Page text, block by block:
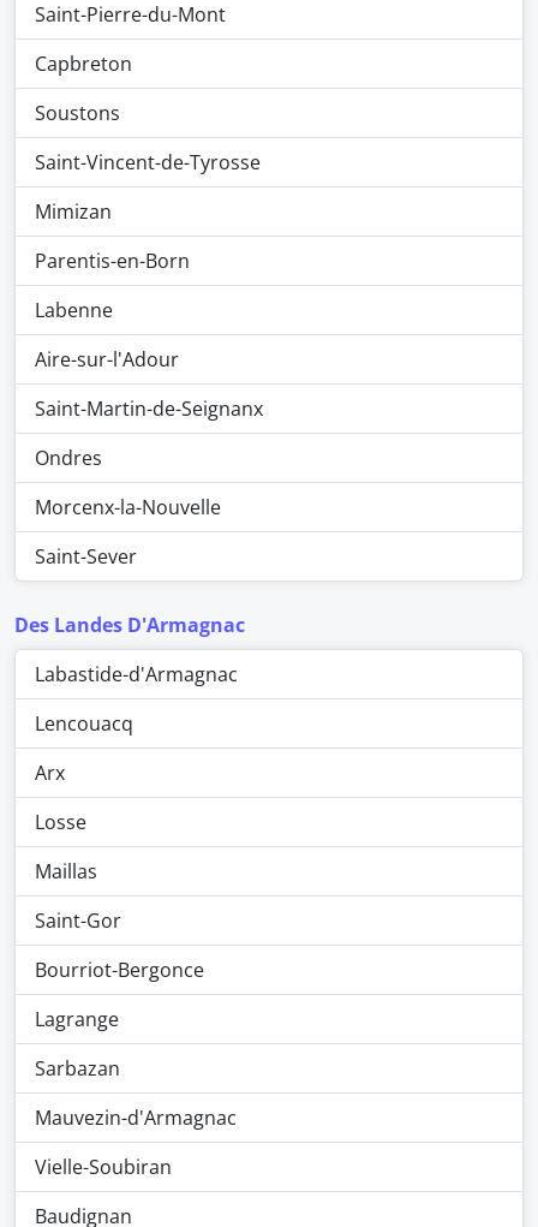
Saint-Pierre-du-Mont
Capbreton
Soustons
Saint-Vincent-de-Tyrosse
Mimizan
Parentis-en-Born
Labenne
Aire-sur-l'Adour
Saint-Martin-de-Seignanx
Ondres
Morcenx-la-Nouvelle
Saint-Sever
Des Landes D'Armagnac
Labastide-d'Armagnac
Lencouacq
Arx
Losse
Maillas
Saint-Gor
Bourriot-Bergonce
Lagrange
Sarbazan
Mauvezin-d'Armagnac
Vielle-Soubiran
Baudignan